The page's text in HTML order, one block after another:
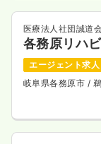
医療法人社団誠道
各務原リハ
エージェント求人
岐阜県各務原市 /